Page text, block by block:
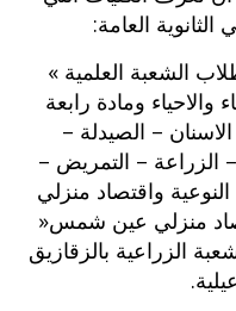
العامة‮:
الشعبة العلمية‮ »
والاحياء ومادة رابعة
– ‬الصيدلة‮ –
‬الزراعة‮ – ‬التمريض‮ –
النوعية واقتصاد منزلي
منزلي عين شمس‮«
الزراعية بالزقازيق‮